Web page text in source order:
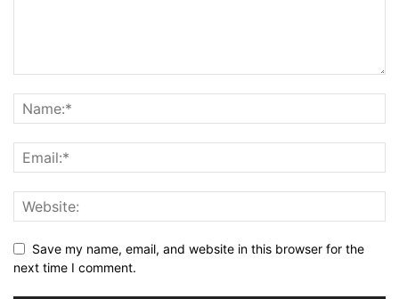
Save my name, email, and website in this browser for the
next time I comment.